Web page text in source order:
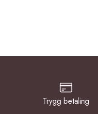
Trygg betaling